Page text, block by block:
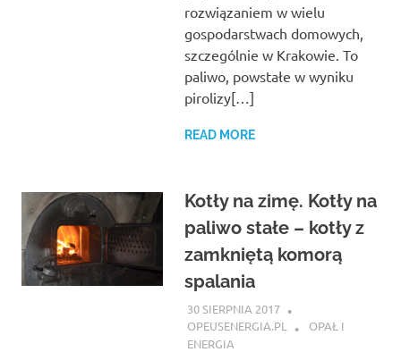
rozwiązaniem w wielu
gospodarstwach domowych,
szczególnie w Krakowie. To
paliwo, powstałe w wyniku
pirolizy[…]
READ MORE
Kotły na zimę. Kotły na
paliwo stałe – kotły z
zamkniętą komorą
spalania
30 SIERPNIA 2017
OPEUSENERGIA.PL
OPAŁ I
ENERGIA